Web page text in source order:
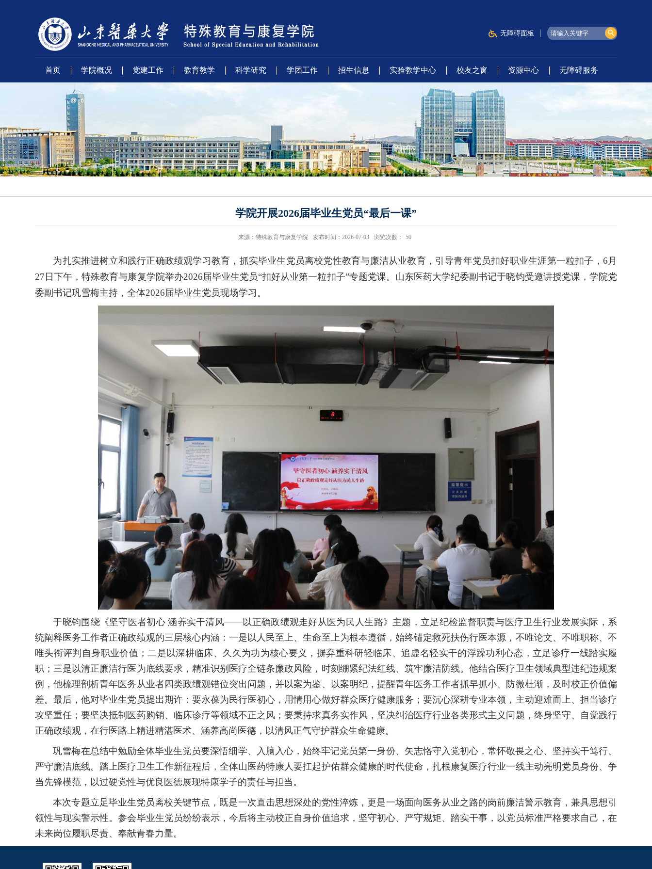
无障碍面板
首页 学院概况 党建工作 教育教学 科学研究 学团工作 招生信息 实验教学中心 校友之窗 资源中心 无障碍服务
学院开展2026届毕业生党员“最后一课”
来源：特殊教育与康复学院 发布时间：2026-07-03 浏览次数： 50
为扎实推进树立和践行正确政绩观学习教育，抓实毕业生党员离校党性教育与廉洁从业教育，引导青年党员扣好职业生涯第一粒扣子，6月
27日下午，特殊教育与康复学院举办2026届毕业生党员“扣好从业第一粒扣子”专题党课。山东医药大学纪委副书记于晓钧受邀讲授党课，学院党
委副书记巩雪梅主持，全体2026届毕业生党员现场学习。
于晓钧围绕《坚守医者初心 涵养实干清风——以正确政绩观走好从医为民人生路》主题，立足纪检监督职责与医疗卫生行业发展实际，系
统阐释医务工作者正确政绩观的三层核心内涵：一是以人民至上、生命至上为根本遵循，始终锚定救死扶伤行医本源，不唯论文、不唯职称、不
唯头衔评判自身职业价值；二是以深耕临床、久久为功为核心要义，摒弃重科研轻临床、追虚名轻实干的浮躁功利心态，立足诊疗一线踏实履
职；三是以清正廉洁行医为底线要求，精准识别医疗全链条廉政风险，时刻绷紧纪法红线、筑牢廉洁防线。他结合医疗卫生领域典型违纪违规案
例，他梳理剖析青年医务从业者四类政绩观错位突出问题，并以案为鉴、以案明纪，提醒青年医务工作者抓早抓小、防微杜渐，及时校正价值偏
差。最后，他对毕业生党员提出期许：要永葆为民行医初心，用情用心做好群众医疗健康服务；要沉心深耕专业本领，主动迎难而上、担当诊疗
攻坚重任；要坚决抵制医药购销、临床诊疗等领域不正之风；要秉持求真务实作风，坚决纠治医疗行业各类形式主义问题，终身坚守、自觉践行
正确政绩观，在行医路上精进精湛医术、涵养高尚医德，以清风正气守护群众生命健康。
巩雪梅在总结中勉励全体毕业生党员要深悟细学、入脑入心，始终牢记党员第一身份、矢志恪守入党初心，常怀敬畏之心、坚持实干笃行、
严守廉洁底线。踏上医疗卫生工作新征程后，全体山医药特康人要扛起护佑群众健康的时代使命，扎根康复医疗行业一线主动亮明党员身份、争
当先锋模范，以过硬党性与优良医德展现特康学子的责任与担当。
本次专题立足毕业生党员离校关键节点，既是一次直击思想深处的党性淬炼，更是一场面向医务从业之路的岗前廉洁警示教育，兼具思想引
领性与现实警示性。参会毕业生党员纷纷表示，今后将主动校正自身价值追求，坚守初心、严守规矩、踏实干事，以党员标准严格要求自己，在
未来岗位履职尽责、奉献青春力量。